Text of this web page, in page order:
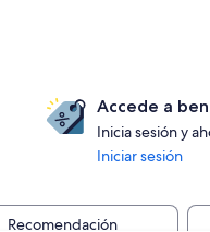
Accede a
Inicia sesión y
Iniciar sesión
Recomendación